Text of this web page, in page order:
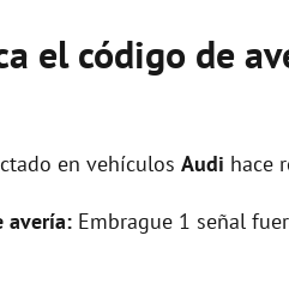
el código de
en vehículos Audi hace
avería: Embrague 1 señal